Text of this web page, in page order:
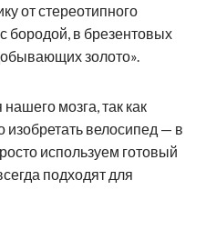
от стереотипного
бородой, в брезентовых
золото».
мозга, так как
велосипед — в
используем готовый
подходят для